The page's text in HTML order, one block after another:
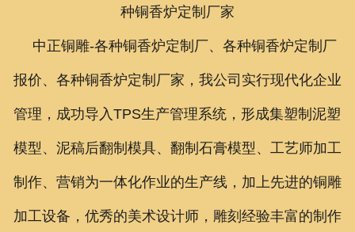
种铜香炉定制厂家
中正铜雕-各种铜香炉定制厂、各种铜香炉定制厂
报价、各种铜香炉定制厂家 ，我公司实行现代化企业
管理，成功导入TPS生产管理系统，形成集塑制泥塑
模型、泥稿后翻制模具、翻制石膏模型、工艺师加工
制作、营销为一体化作业的生产线，加上先进的铜雕
加工设备，优秀的美术设计师，雕刻经验丰富的制作